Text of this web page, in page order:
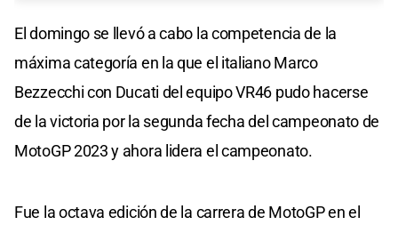
El domingo se llevó a cabo la competencia de la
máxima categoría en la que el italiano Marco
Bezzecchi con Ducati del equipo VR46 pudo hacerse
de la victoria por la segunda fecha del campeonato de
MotoGP 2023 y ahora lidera el campeonato.
Fue la octava edición de la carrera de MotoGP en el